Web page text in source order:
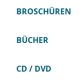
BROSCHÜREN
BÜCHER
CD / DVD